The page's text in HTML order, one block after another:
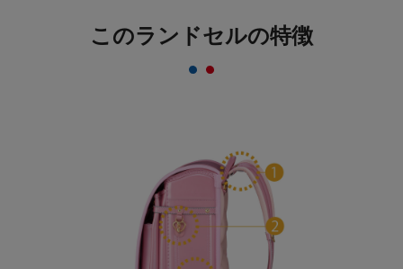
一般的な反射材はシルバーカラーが多いのに対し、安
ピカッは素材の上に特殊加工を施すことにより、素材
このランドセルの特徴